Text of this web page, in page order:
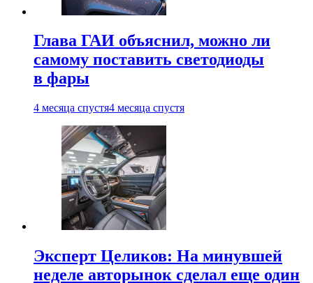
Глава ГАИ объяснил, можно ли
самому поставить светодиоды
в фары
4 месяца спустя4 месяца спустя
Эксперт Целиков: На минувшей
неделе авторынок сделал еще один